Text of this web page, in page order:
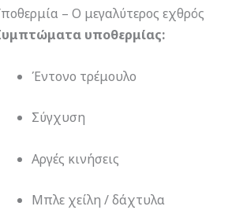
– Ο μεγαλύτερος εχθρός
υποθερμίας:
Έντονο τρέμουλο
Σύγχυση
Αργές κινήσεις
Μπλε χείλη / δάχτυλα